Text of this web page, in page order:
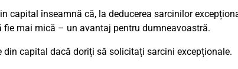
capital înseamnă că, la deducerea sarcinilor
mai mică – un avantaj pentru dumneavoastră.
din capital dacă doriți să solicitați sarcini excepționale.